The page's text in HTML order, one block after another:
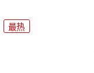
最热